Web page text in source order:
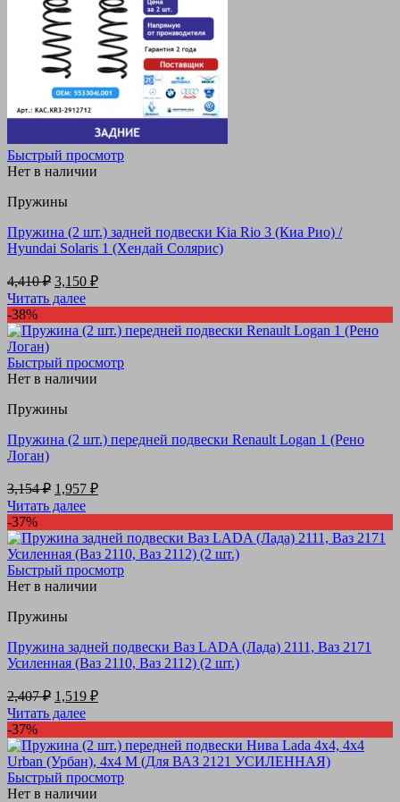
Быстрый просмотр
Нет в наличии
Пружины
Пружина (2 шт.) задней подвески Kia Rio 3 (Киа Рио) /
Hyundai Solaris 1 (Хендай Солярис)
4,410₽ Первоначальная
цена
составляла
4,410 ₽.
3,150 ₽Текущая
Читать далее
-38%
Быстрый просмотр
Нет в наличии
Пружины
Пружина (2 шт.) передней подвески Renault Logan 1 (Рено
Логан)
3,154₽ Первоначальная
цена
составляла
3,154 ₽.
1,957 ₽Текущая
Читать далее
-37%
Быстрый просмотр
Нет в наличии
Пружины
Пружина задней подвески Ваз LADA (Лада) 2111, Ваз 2171
Усиленная (Ваз 2110, Ваз 2112) (2 шт.)
2,407₽ Первоначальная
цена
составляла
2,407 ₽.
1,519 ₽Текущая
Читать далее
-37%
Быстрый просмотр
Нет в наличии